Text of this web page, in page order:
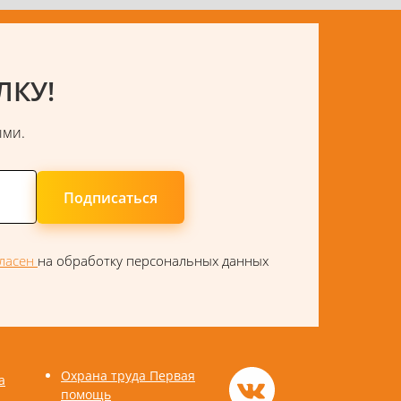
Подписаться
на обработку персональных данных
Охрана труда Первая
помощь